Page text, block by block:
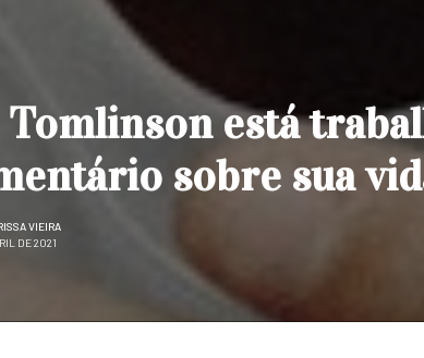
está
sobre sua
VIEIRA
DE 2021